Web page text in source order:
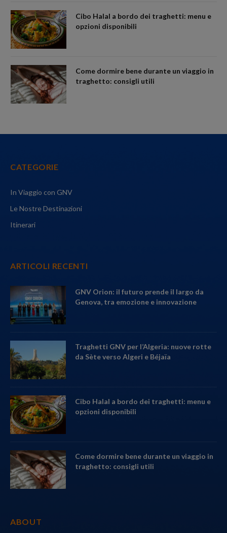
Cibo Halal a bordo dei traghetti: menu e
opzioni disponibili
Come dormire bene durante un viaggio in
traghetto: consigli utili
CATEGORIE
In Viaggio con GNV
Le Nostre Destinazioni
Itinerari
ARTICOLI RECENTI
GNV Orion: il futuro prende il largo da
Genova, tra emozione e innovazione
Traghetti GNV per l’Algeria: nuove rotte
da Sète verso Algeri e Béjaïa
Cibo Halal a bordo dei traghetti: menu e
opzioni disponibili
Come dormire bene durante un viaggio in
traghetto: consigli utili
ABOUT